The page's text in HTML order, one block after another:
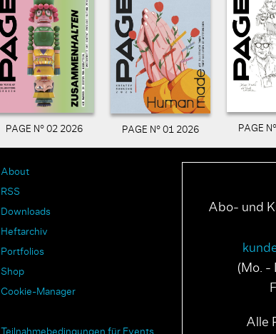
PAGE N° 02 2026 PAGE N° 01 2026 PAGE
About
RSS
Downloads
Heftarchiv
Portfolios
Shop
Cookie-Manager
Teilnahmebedingungen für Events
Abo- und
(Mo. -
Alle